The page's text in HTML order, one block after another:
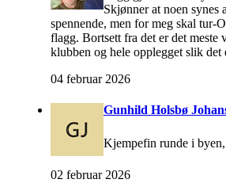
Skjønner at noen synes
spennende, men for meg skal tur-
flagg. Bortsett fra det er det meste
klubben og hele opplegget slik det
04 februar 2026
Gunhild Holsbø
Kjempefin runde i
02 februar 2026